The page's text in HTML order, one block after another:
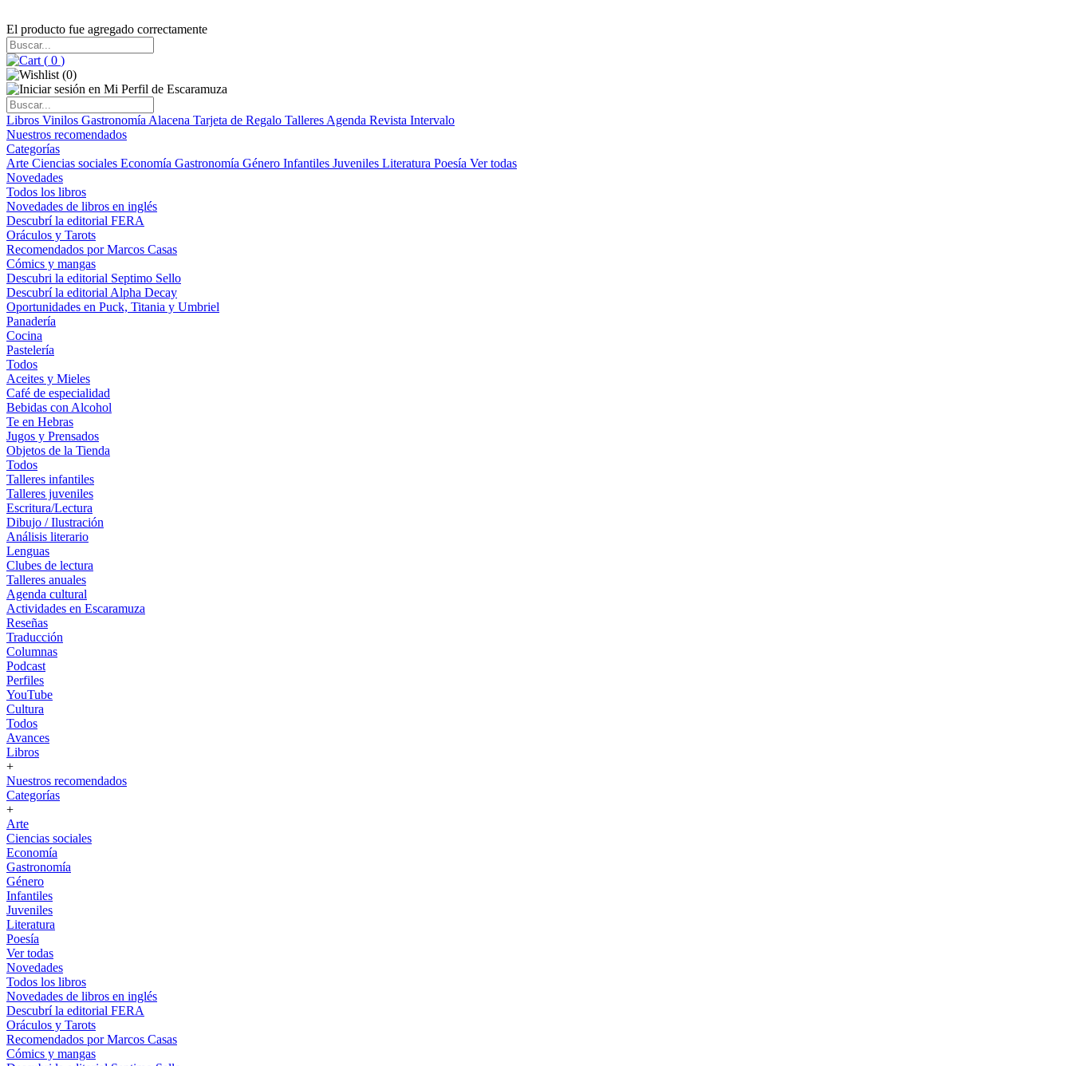
El producto fue agregado correctamente
( 0 )
(0)
Libros Vinilos Gastronomía Alacena Tarjeta de Regalo Talleres Agenda Revista Intervalo
Nuestros recomendados
Categorías
Arte Ciencias sociales Economía Gastronomía Género Infantiles Juveniles Literatura Poesía Ver todas
Novedades
Todos los libros
Novedades de libros en inglés
Descubrí la editorial FERA
Oráculos y Tarots
Recomendados por Marcos Casas
Cómics y mangas
Descubri la editorial Septimo Sello
Descubrí la editorial Alpha Decay
Oportunidades en Puck, Titania y Umbriel
Panadería
Cocina
Pastelería
Todos
Aceites y Mieles
Café de especialidad
Bebidas con Alcohol
Te en Hebras
Jugos y Prensados
Objetos de la Tienda
Todos
Talleres infantiles
Talleres juveniles
Escritura/Lectura
Dibujo / Ilustración
Análisis literario
Lenguas
Clubes de lectura
Talleres anuales
Agenda cultural
Actividades en Escaramuza
Reseñas
Traducción
Columnas
Podcast
Perfiles
YouTube
Cultura
Todos
Avances
Libros
+
Nuestros recomendados
Categorías
+
Arte
Ciencias sociales
Economía
Gastronomía
Género
Infantiles
Juveniles
Literatura
Poesía
Ver todas
Novedades
Todos los libros
Novedades de libros en inglés
Descubrí la editorial FERA
Oráculos y Tarots
Recomendados por Marcos Casas
Cómics y mangas